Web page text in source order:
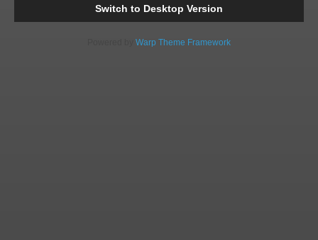
Switch to Desktop Version
Warp Theme Framework